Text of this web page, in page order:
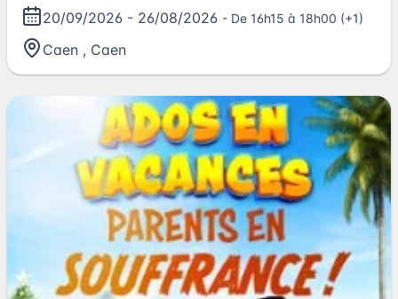
20/09/2026 - 26/08/2026 - De 16h15 à 18h00 (+1)
Caen , Caen